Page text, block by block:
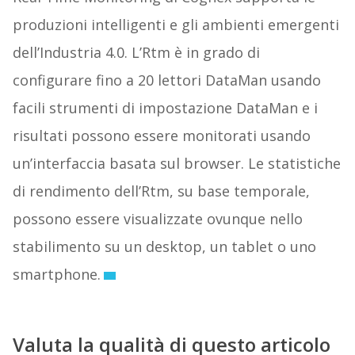
produzioni intelligenti e gli ambienti emergenti
dell’Industria 4.0. L’Rtm è in grado di
configurare fino a 20 lettori DataMan usando
facili strumenti di impostazione DataMan e i
risultati possono essere monitorati usando
un’interfaccia basata sul browser. Le statistiche
di rendimento dell’Rtm, su base temporale,
possono essere visualizzate ovunque nello
stabilimento su un desktop, un tablet o uno
smartphone.
Valuta la qualità di questo articolo